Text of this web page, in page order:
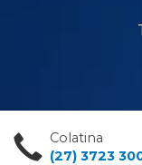
Colatina
(27) 3723